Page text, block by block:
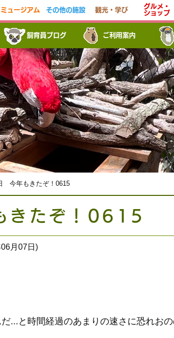
ミュージアム その他の施設 観光・学び
グルメ・
ショップ
飼育員ブログ ご利用案内
今年もきたぞ！0615
たぞ！0615
月07日)
...と時間経過のあまりの速さに恐れお